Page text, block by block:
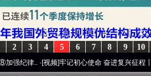
10
9
8
7
6
5
4
3
2
视频]牢记初心使命 奋进复兴征程丨“转折之城”